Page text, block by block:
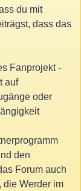
du mit
dass das
Fanprojekt -
auf
oder
den
Forum auch
die Werder im